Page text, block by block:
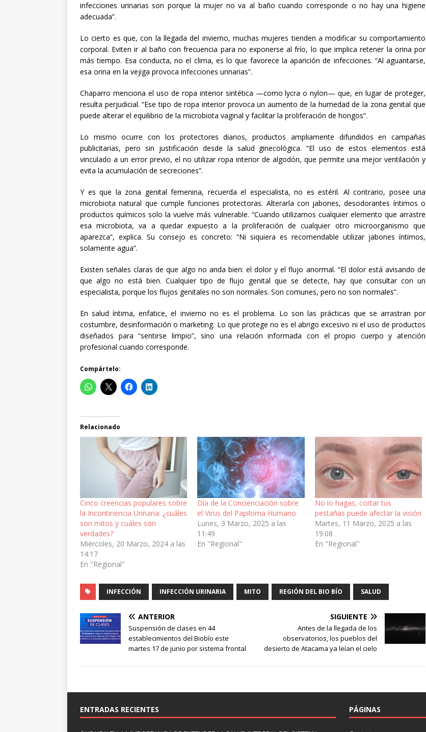
infecciones urinarias son porque la mujer no va al baño cuando corresponde o no hay una higiene
adecuada”.
Lo cierto es que, con la llegada del invierno, muchas mujeres tienden a modificar su comportamiento
corporal. Eviten ir al baño con frecuencia para no exponerse al frío, lo que implica retener la orina por
más tiempo. Esa conducta, no el clima, es lo que favorece la aparición de infecciones. “Al aguantarse,
esa orina en la vejiga provoca infecciones urinarias”.
Chaparro menciona el uso de ropa interior sintética —como lycra o nylon— que, en lugar de proteger,
resulta perjudicial. “Ese tipo de ropa interior provoca un aumento de la humedad de la zona genital que
puede alterar el equilibrio de la microbiota vaginal y facilitar la proliferación de hongos”.
Lo mismo ocurre con los protectores diarios, productos ampliamente difundidos en campañas
publicitarias, pero sin justificación desde la salud ginecológica. “El uso de estos elementos está
vinculado a un error previo, el no utilizar ropa interior de algodón, que permite una mejor ventilación y
evita la acumulación de secreciones”.
Y es que la zona genital femenina, recuerda el especialista, no es estéril. Al contrario, posee una
microbiota natural que cumple funciones protectoras. Alterarla con jabones, desodorantes íntimos o
productos químicos solo la vuelve más vulnerable. “Cuando utilizamos cualquier elemento que arrastre
esa microbiota, va a quedar expuesto a la proliferación de cualquier otro microorganismo que
aparezca”, explica. Su consejo es concreto: “Ni siquiera es recomendable utilizar jabones íntimos,
solamente agua”.
Existen señales claras de que algo no anda bien: el dolor y el flujo anormal. “El dolor está avisando de
que algo no está bien. Cualquier tipo de flujo genital que se detecte, hay que consultar con un
especialista, porque los flujos genitales no son normales. Son comunes, pero no son normales”.
En salud íntima, enfatice, el invierno no es el problema. Lo son las prácticas que se arrastran por
costumbre, desinformación o marketing. Lo que protege no es el abrigo excesivo ni el uso de productos
diseñados para “sentirse limpio”, sino una relación informada con el propio cuerpo y atención
profesional cuando corresponde.
Compártelo:
Relacionado
Cinco creencias populares sobre
la Incontinencia Urinaria: ¿cuáles
son mitos y cuáles son
verdades?
Miércoles, 20 Marzo, 2024 a las
14:17
En "Regional"
Día de la Concienciación sobre
el Virus del Papiloma Humano
Lunes, 3 Marzo, 2025 a las
11:49
En "Regional"
No lo hagas, cortar tus
pestañas puede afectar la visión
Martes, 11 Marzo, 2025 a las
19:08
En "Regional"
INFECCIÓN INFECCIÓN URINARIA MITO REGIÓN DEL BIO BÍO SALUD
ANTERIOR
Suspensión de clases en 44
establecimientos del Biobío este
martes 17 de junio por sistema frontal
SIGUIENTE
Antes de la llegada de los
observatorios, los pueblos del
desierto de Atacama ya leían el cielo
ENTRADAS RECIENTES PÁGINAS